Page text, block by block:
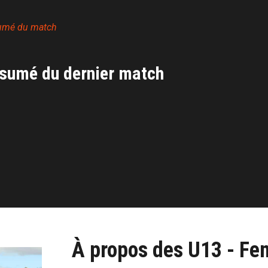
du match
du dernier match
À propos des U13 -